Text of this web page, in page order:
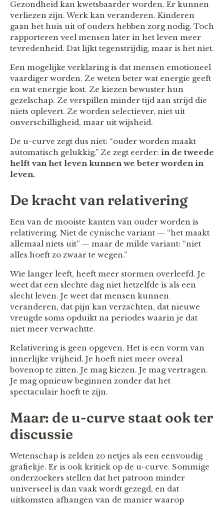
Gezondheid kan kwetsbaarder worden. Er kunnen
verliezen zijn. Werk kan veranderen. Kinderen
gaan het huis uit of ouders hebben zorg nodig. Toch
rapporteren veel mensen later in het leven meer
tevredenheid. Dat lijkt tegenstrijdig, maar is het niet.
Een mogelijke verklaring is dat mensen emotioneel
vaardiger worden. Ze weten beter wat energie geeft
en wat energie kost. Ze kiezen bewuster hun
gezelschap. Ze verspillen minder tijd aan strijd die
niets oplevert. Ze worden selectiever, niet uit
onverschilligheid, maar uit wijsheid.
De u-curve zegt dus niet: “ouder worden maakt
automatisch gelukkig.” Ze zegt eerder: in de tweede
helft van het leven kunnen we beter worden in
leven.
De kracht van relativering
Een van de mooiste kanten van ouder worden is
relativering. Niet de cynische variant — “het maakt
allemaal niets uit” — maar de milde variant: “niet
alles hoeft zo zwaar te wegen.”
Wie langer leeft, heeft meer stormen overleefd. Je
weet dat een slechte dag niet hetzelfde is als een
slecht leven. Je weet dat mensen kunnen
veranderen, dat pijn kan verzachten, dat nieuwe
vreugde soms opduikt na periodes waarin je dat
niet meer verwachtte.
Relativering is geen opgeven. Het is een vorm van
innerlijke vrijheid. Je hoeft niet meer overal
bovenop te zitten. Je mag kiezen. Je mag vertragen.
Je mag opnieuw beginnen zonder dat het
spectaculair hoeft te zijn.
Maar: de u-curve staat ook ter
discussie
Wetenschap is zelden zo netjes als een eenvoudig
grafiekje. Er is ook kritiek op de u-curve. Sommige
onderzoekers stellen dat het patroon minder
universeel is dan vaak wordt gezegd, en dat
uitkomsten afhangen van de manier waarop